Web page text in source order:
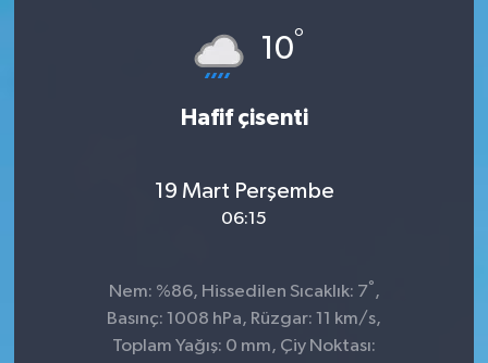
10°
Hafif çisenti
19 Mart Perşembe
06:15
Nem: %86, Hissedilen Sıcaklık: 7° ,
Basınç: 1008 hPa, Rüzgar: 11 km/s,
Toplam Yağış: 0 mm, Çiy Noktası:
Magazin